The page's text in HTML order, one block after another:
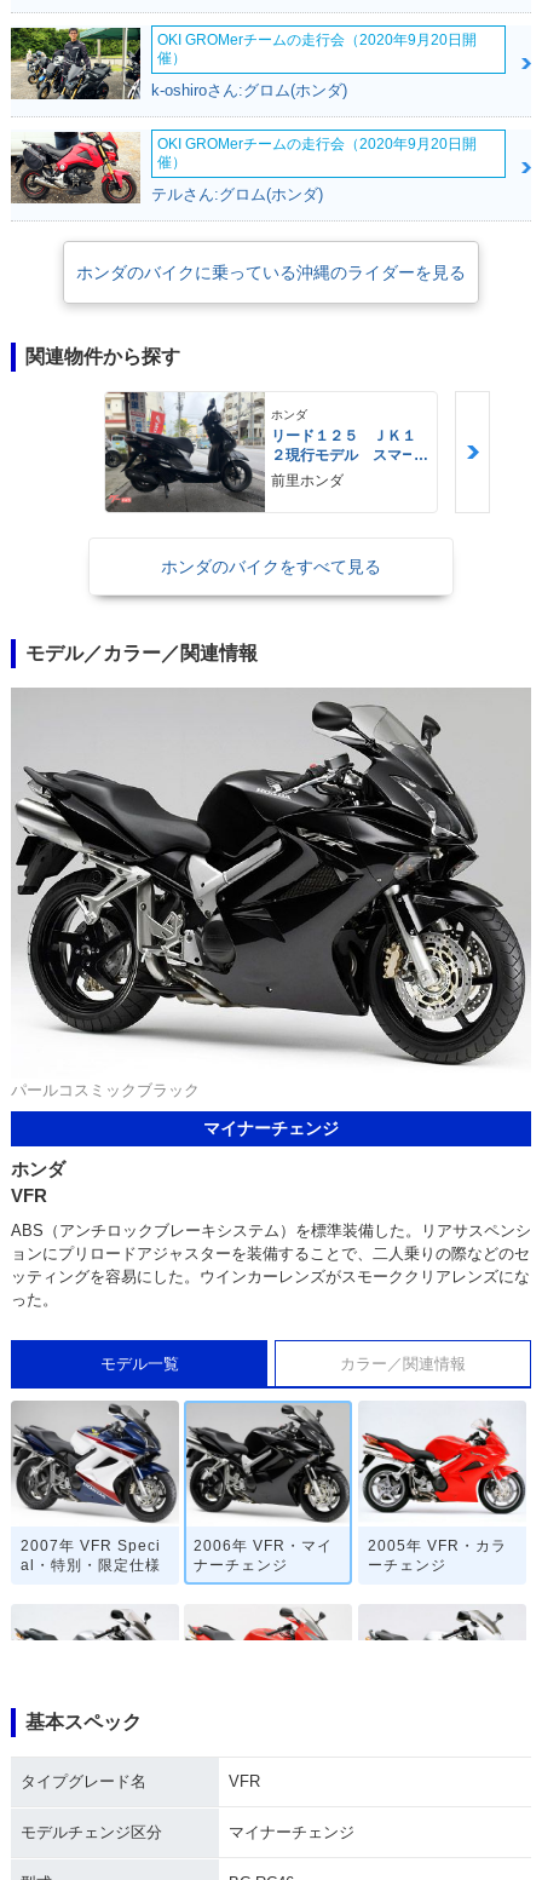
VFR800と認知されていることもあるため、この欄では双方を併記した。
OKI GROMerチームの走行会（2020年9月20日開
催）
k-oshiroさん:グロム(ホンダ)
OKI GROMerチームの走行会（2020年9月20日開
催）
テルさん:グロム(ホンダ)
ホンダのバイクに乗っている沖縄のライダーを見る
関連物件から探す
ホンダ
リード１２５ ＪＫ１
２現行モデル スマー
トキー ＬＥＤヘッド
ライト Ｔｙｐｅ−Ｃ
前里ホンダ
ホンダのバイクをすべて見る
モデル／カラー／関連情報
パールコスミックブラック
マイナーチェンジ
ホンダ
VFR
ABS（アンチロックブレーキシステム）を標準装備した。リアサスペンシ
ョンにプリロードアジャスターを装備することで、二人乗りの際などのセ
ッティングを容易にした。ウインカーレンズがスモーククリアレンズにな
った。
モデル一覧 カラー／関連情報
2007年 VFR Speci
al・特別・限定仕様
2006年 VFR・マイ
ナーチェンジ
2005年 VFR・カラ
ーチェンジ
基本スペック
タイプグレード名 VFR
モデルチェンジ区分 マイナーチェンジ